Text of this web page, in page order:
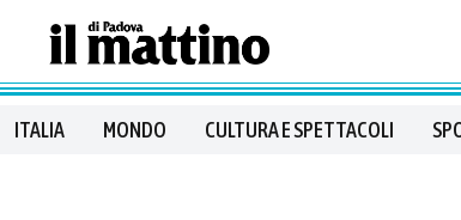
ITALIA MONDO CULTURA E SPETTACOLI